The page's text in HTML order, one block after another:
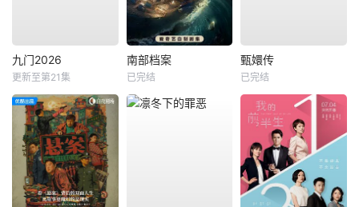
九门2026
更新至第21集
南部档案
已完结
甄嬛传
已完结